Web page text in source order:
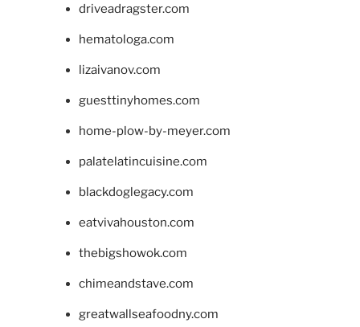
driveadragster.com
hematologa.com
lizaivanov.com
guesttinyhomes.com
home-plow-by-meyer.com
palatelatincuisine.com
blackdoglegacy.com
eatvivahouston.com
thebigshowok.com
chimeandstave.com
greatwallseafoodny.com